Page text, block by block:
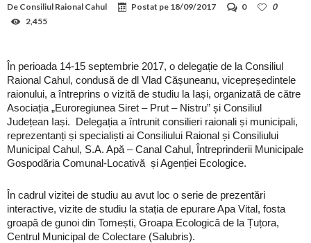
De Consiliul Raional Cahul Postat pe 18/09/2017 0
0
2,455
În perioada 14-15 septembrie 2017, o delegație de la Consiliul
Raional Cahul, condusă de dl Vlad Cășuneanu, vicepreședintele
raionului, a întreprins o vizită de studiu la Iași, organizată de către
Asociația „Euroregiunea Siret – Prut – Nistru” și Consiliul
Județean Iași. Delegația a întrunit consilieri raionali și municipali,
reprezentanți și specialiști ai Consiliului Raional și Consiliului
Municipal Cahul, S.A. Apă – Canal Cahul, Întreprinderii Municipale
Gospodăria Comunal-Locativă și Agenției Ecologice.
În cadrul vizitei de studiu au avut loc o serie de prezentări
interactive, vizite de studiu la stația de epurare Apa Vital, fosta
groapă de gunoi din Tomești, Groapa Ecologică de la Țuțora,
Centrul Municipal de Colectare (Salubris).